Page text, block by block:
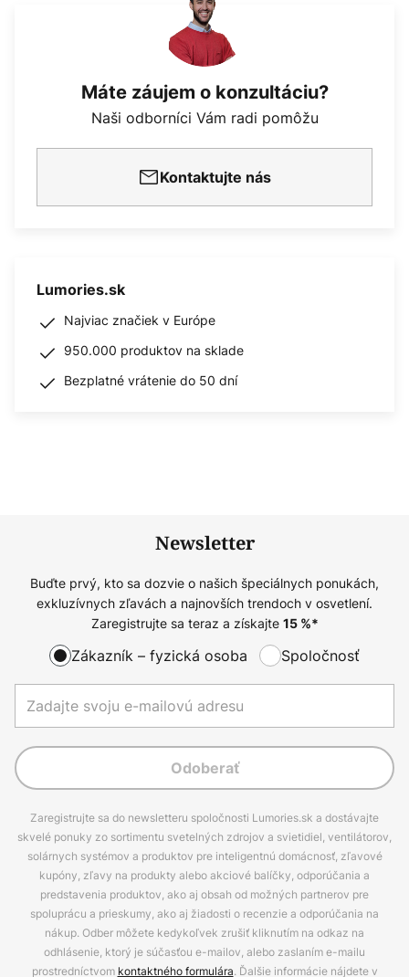
Máte záujem o konzultáciu?
Naši odborníci Vám radi pomôžu
Kontaktujte nás
Lumories.sk
Najviac značiek v Európe
950.000 produktov na sklade
Bezplatné vrátenie do 50 dní
Newsletter
Buďte prvý, kto sa dozvie o našich špeciálnych ponukách,
exkluzívnych zľavách a najnovších trendoch v osvetlení.
Zaregistrujte sa teraz a získajte 15%*
Zákazník – fyzická osoba Spoločnosť
Odoberať
Zaregistrujte sa do newsletteru spoločnosti Lumories.sk a dostávajte
skvelé ponuky zo sortimentu svetelných zdrojov a svietidiel, ventilátorov,
solárnych systémov a produktov pre inteligentnú domácnosť, zľavové
kupóny, zľavy na produkty alebo akciové balíčky, odporúčania a
predstavenia produktov, ako aj obsah od možných partnerov pre
spoluprácu a prieskumy, ako aj žiadosti o recenzie a odporúčania na
nákup. Odber môžete kedykoľvek zrušiť kliknutím na odkaz na
odhlásenie, ktorý je súčasťou e-mailov, alebo zaslaním e-mailu
prostredníctvom kontaktného formulára. Ďalšie informácie nájdete v